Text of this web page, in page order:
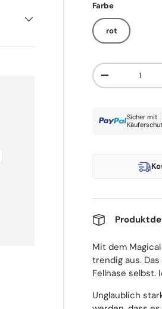
Farbe
rot
Anzahl
Menge
Sicher mit
Mit dem
trendig aus.
Fellnase selbst.
Unglaublich